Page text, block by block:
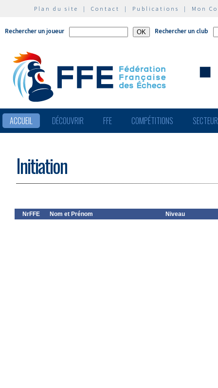
Plan du site | Contact | Publications | Mon
Rechercher un joueur Rechercher un club
ACCUEIL DÉCOUVRIR FFE COMPÉTITIONS
Initiation
NrFFE Nom et Prénom Niveau